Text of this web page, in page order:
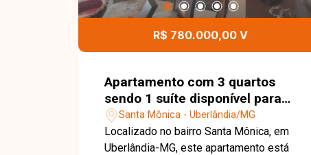
oferece área gourmet e espaço kids,
para toda a família. Esta é uma
busca um apartamento moderno,
funcional e muito bem localizado no
bairro Santa Mônica. Agende uma visita
e venha conhecer todos os detalhes
deste imóvel.
R$ 780.000,00 V
Apartamento com 3 quartos
sendo 1 suíte disponível para
venda no bairro Santa Mônica
em Uberlândia-MG
Santa Mônica - Uberlândia/MG
Localizado no bairro Santa Mônica, em
Uberlândia-MG, este apartamento está